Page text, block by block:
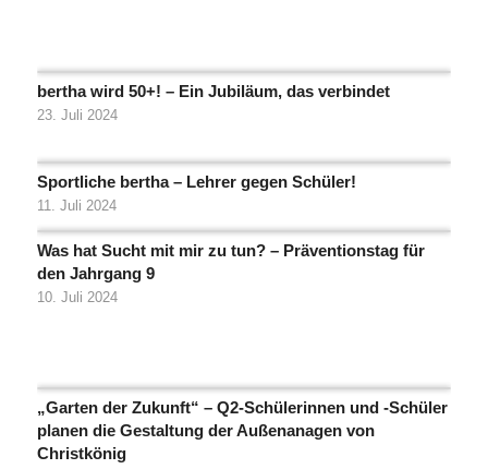
bertha wird 50+! – Ein Jubiläum, das verbindet
23. Juli 2024
Sportliche bertha – Lehrer gegen Schüler!
11. Juli 2024
Was hat Sucht mit mir zu tun? – Präventionstag für
den Jahrgang 9
10. Juli 2024
„Garten der Zukunft“ – Q2-Schülerinnen und -Schüler
planen die Gestaltung der Außenanagen von
Christkönig